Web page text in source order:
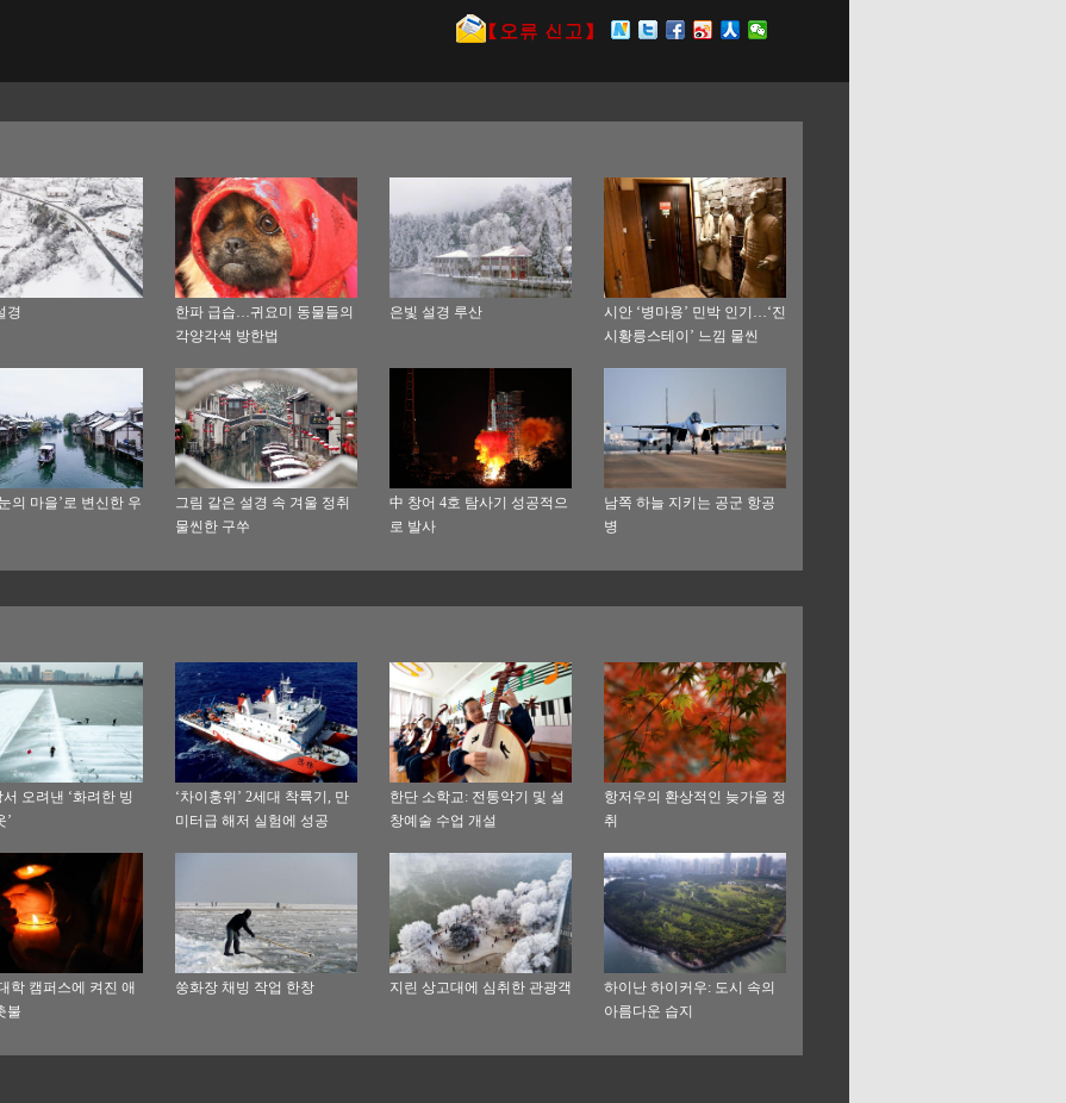
경
한파 급습…귀요미 동물들의
각양각색 방한법
은빛 설경 루산
시안 ‘병마용’ 민박 인기…‘진
시황릉스테이’ 느낌 물씬
의 마을’로 변신한 우
그림 같은 설경 속 겨울 정취
물씬한 구쑤
中 창어 4호 탐사기 성공적으
로 발사
남쪽 하늘 지키는 공군 항공
병
오려낸 ‘화려한 빙
’
‘차이훙위’ 2세대 착륙기, 만
미터급 해저 실험에 성공
한단 소학교: 전통악기 및 설
창예술 수업 개설
항저우의 환상적인 늦가을 정
취
학 캠퍼스에 켜진 애
불
쑹화장 채빙 작업 한창 지린 상고대에 심취한 관광객
하이난 하이커우: 도시 속의
아름다운 습지